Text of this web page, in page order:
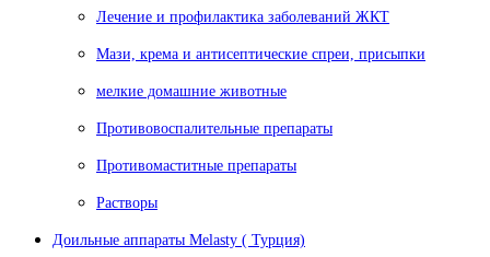
Лечение и профилактика заболеваний ЖКТ
Мази, крема и антисептические спреи, присыпки
мелкие домашние животные
Противовоспалительные препараты
Противомаститные препараты
Растворы
Доильные аппараты Melasty ( Турция)